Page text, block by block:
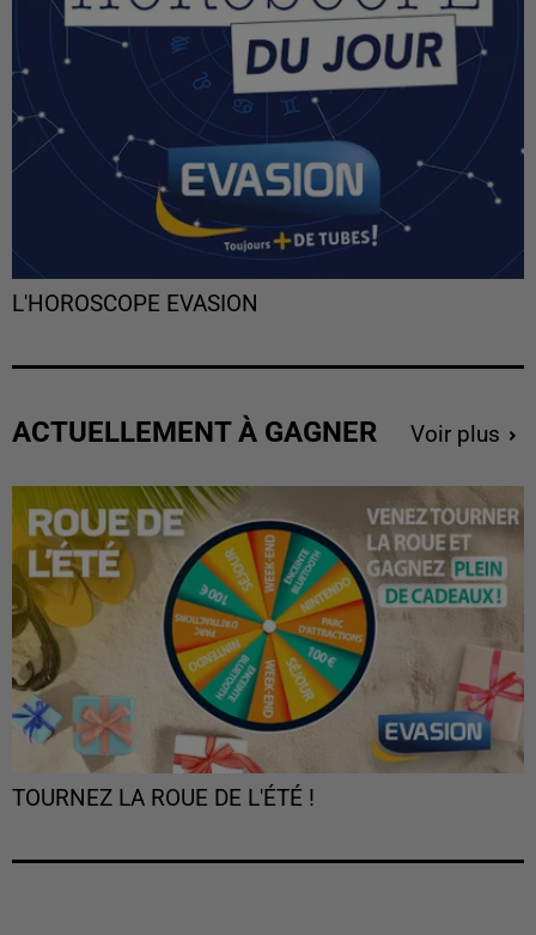
L'HOROSCOPE EVASION
ACTUELLEMENT À GAGNER Voir plus
TOURNEZ LA ROUE DE L'ÉTÉ !